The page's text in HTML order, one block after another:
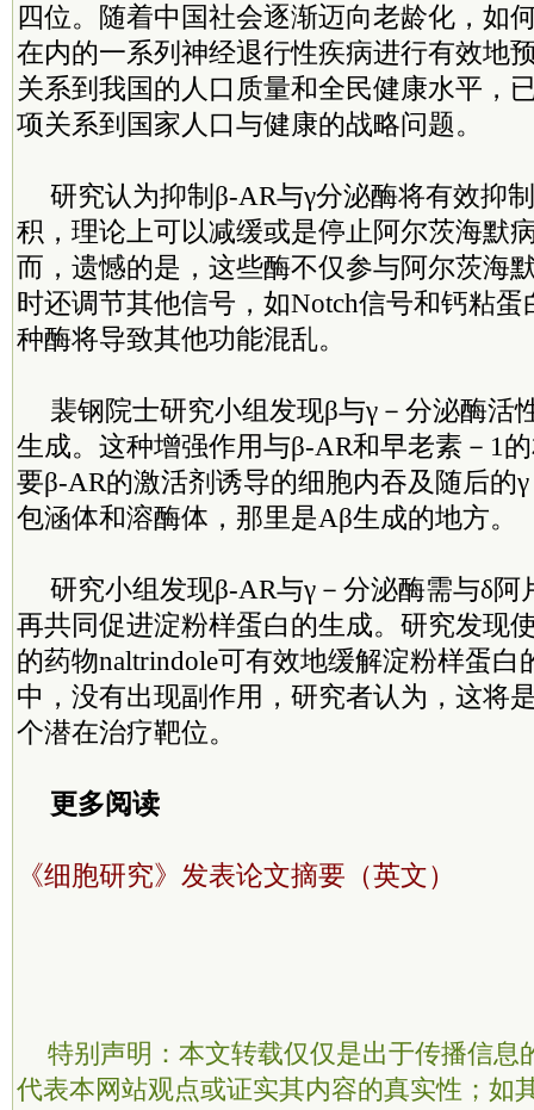
四位。随着中国社会逐渐迈向老龄化，如
在内的一系列神经退行性疾病进行有效地
关系到我国的人口质量和全民健康水平，
项关系到国家人口与健康的战略问题。
研究认为抑制β-AR与γ分泌酶将有效抑
积，理论上可以减缓或是停止阿尔茨海默
而，遗憾的是，这些酶不仅参与阿尔茨海
时还调节其他信号，如Notch信号和钙粘
种酶将导致其他功能混乱。
裴钢院士研究小组发现β与γ－分泌酶活
生成。这种增强作用与β-AR和早老素－1
要β-AR的激活剂诱导的细胞内吞及随后的
包涵体和溶酶体，那里是Aβ生成的地方。
研究小组发现β-AR与γ－分泌酶需与δ
再共同促进淀粉样蛋白的生成。研究发现
的药物naltrindole可有效地缓解淀粉样蛋白
中，没有出现副作用，研究者认为，这将
个潜在治疗靶位。
更多阅读
《细胞研究》发表论文摘要（英文）
特别声明：本文转载仅仅是出于传播信息
代表本网站观点或证实其内容的真实性；如